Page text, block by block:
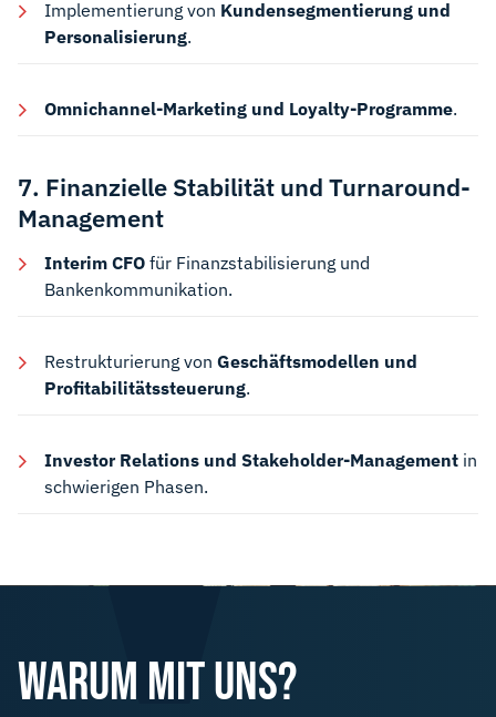
Implementierung von Kundensegmentierung und
Personalisierung.
Omnichannel-Marketing und Loyalty-Programme.
7. Finanzielle Stabilität und Turnaround-
Management
Interim CFO für Finanzstabilisierung und
Bankenkommunikation.
Restrukturierung von Geschäftsmodellen und
Profitabilitätssteuerung.
Investor Relations und Stakeholder-Management in
schwierigen Phasen.
WARUM MIT UNS?